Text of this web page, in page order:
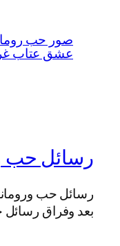
صور حب
عشق عتاب غرام
رسائل حب
بعد وفراق